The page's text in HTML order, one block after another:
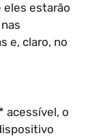
eles estarão
e, claro, no
acessível, o